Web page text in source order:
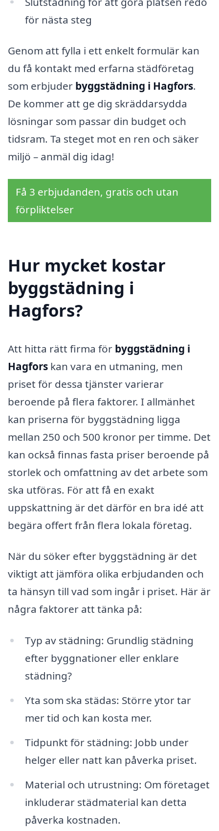
för nästa steg
Genom att fylla i ett enkelt formulär kan
du få kontakt med erfarna städföretag
som erbjuder byggstädning i Hagfors.
De kommer att ge dig skräddarsydda
lösningar som passar din budget och
tidsram. Ta steget mot en ren och säker
miljö – anmäl dig idag!
Få 3 erbjudanden, gratis och utan
förpliktelser
Hur mycket kostar
byggstädning i
Hagfors?
Att hitta rätt firma för byggstädning i
Hagfors kan vara en utmaning, men
priset för dessa tjänster varierar
beroende på flera faktorer. I allmänhet
kan priserna för byggstädning ligga
mellan 250 och 500 kronor per timme. Det
kan också finnas fasta priser beroende på
storlek och omfattning av det arbete som
ska utföras. För att få en exakt
uppskattning är det därför en bra idé att
begära offert från flera lokala företag.
När du söker efter byggstädning är det
viktigt att jämföra olika erbjudanden och
ta hänsyn till vad som ingår i priset. Här är
några faktorer att tänka på:
Typ av städning: Grundlig städning
efter byggnationer eller enklare
städning?
Yta som ska städas: Större ytor tar
mer tid och kan kosta mer.
Tidpunkt för städning: Jobb under
helger eller natt kan påverka priset.
Material och utrustning: Om företaget
inkluderar städmaterial kan detta
påverka kostnaden.